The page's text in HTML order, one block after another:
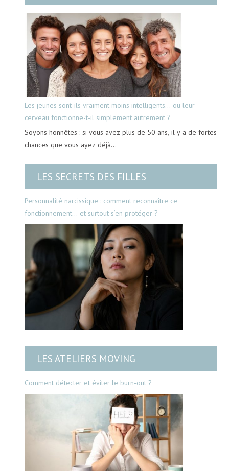
Les jeunes sont-ils vraiment moins intelligents… ou leur
cerveau fonctionne-t-il simplement autrement ?
Soyons honnêtes : si vous avez plus de 50 ans, il y a de fortes
chances que vous ayez déjà…
LES SECRETS DES FILLES
Personnalité narcissique : comment reconnaître ce
fonctionnement… et surtout s’en protéger ?
LES ATELIERS MOVING
Comment détecter et éviter le burn-out ?